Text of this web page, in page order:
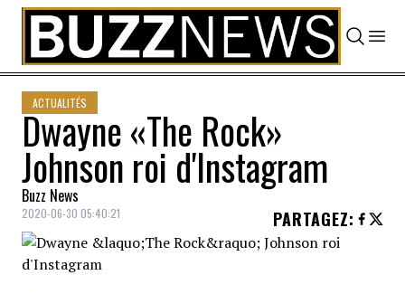
Skip to content
ACTUALITÉS
Dwayne «The Rock»
Johnson roi d'Instagram
Buzz News
2020-06-30 05:40:21 PARTAGEZ: